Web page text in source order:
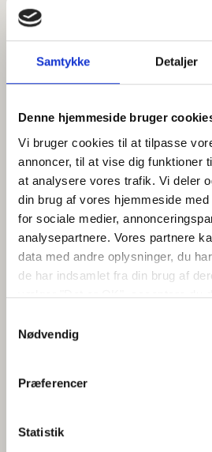
Samtykke Detaljer
Denne hjemmeside bruger
Vi bruger cookies til at tilpasse
annoncer, til at vise dig funktioner
at analysere vores trafik. Vi deler
din brug af vores hjemmeside
for sociale medier,
analysepartnere. Vores partnere
data med andre oplysninger, du
de har indsamlet fra din brug af
vælger "Det er OK", acceptere du
"indstil præferencer" for at
Nødvendig
Præferencer
Statistik